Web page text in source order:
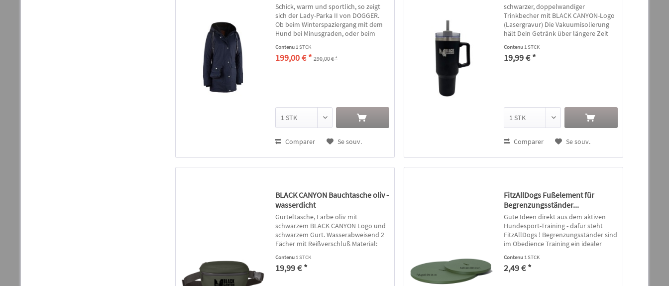
Schick, warm und sportlich, so zeigt
sich der Lady-Parka II von DOGGER.
Ob beim Winterspaziergang mit dem
Hund bei Minusgraden, oder beim
trocken und warm. Als
Aussenmaterial kommt ein robustes
Contenu 1 STCK
199,00 € * 290,00 € *
Comparer Se souv.
schwarzer, doppelwandiger
Trinkbecher mit BLACK CANYON-Logo
(Lasergravur) Die Vakuumisolierung
hält Dein Getränk über längere Zeit
Trinkhalm aus Kunststoff (BPA-frei)
Material: Edelstahl, innen und außen...
Contenu 1 STCK
19,99 € *
Comparer Se souv.
BLACK CANYON Bauchtasche oliv -
wasserdicht
Gürteltasche, Farbe oliv mit
schwarzem BLACK CANYON Logo und
schwarzem Gurt. Wasserabweisend 2
Fächer mit Reißverschluß Material:
recycelten Fasern (RPET soft PU210d)
26 cm breit, 17 cm hoch, 9 cm tief Für...
Contenu 1 STCK
19,99 € *
FitzAllDogs Fußelement für
Begrenzungsständer...
Gute Ideen direkt aus dem aktiven
Hundesport-Training - dafür steht
FitzAllDogs ! Begrenzungsständer sind
im Obedience Training ein idealer
Übungsausführung zu unterstützen.
Mit den variablen Komponenten...
Contenu 1 STCK
2,49 € *